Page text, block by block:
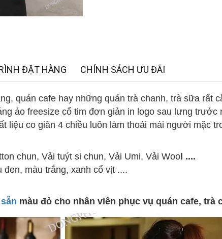
ĐẶT HÀNG CHÍNH SÁCH ƯU ĐÃI
quán cafe hay những quán trà chanh, trà sữa rất
áo freesize cổ tim đơn giản in logo sau lưng trước
liệu co giãn 4 chiều luôn làm thoải mái người mặc
chun, Vải tuýt si chun, Vải Umi, Vải Woo l ....
đen, màu trắng, xanh cổ vịt ....
màu đỏ cho nhân viên phục vụ quán cafe, trà